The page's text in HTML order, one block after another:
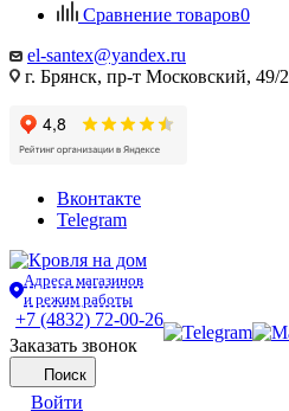
Сравнение товаров0
el-santex@yandex.ru
г. Брянск, пр-т Московский, 49/2
Вконтакте
Telegram
Адреса магазинов
и режим работы
+7 (4832) 72-00-26
Заказать звонок
Поиск
Войти